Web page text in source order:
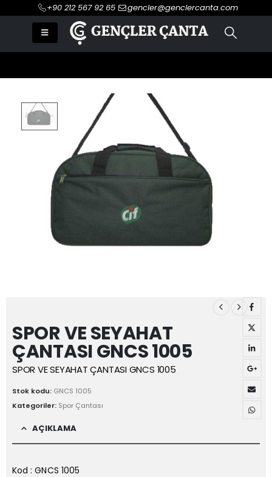
+90 212 567 92 65 gencler@genclercanta.com
SPOR VE SEYAHAT
ÇANTASI GNCS 1005
SPOR VE SEYAHAT ÇANTASI GNCS 1005
Stok kodu: GNCS 1005
Kategoriler: Spor Çantası
AÇIKLAMA
Kod : GNCS 1005